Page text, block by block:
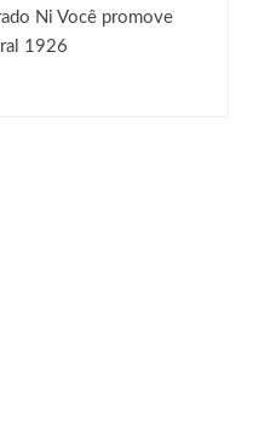
Ni Você promove
1926